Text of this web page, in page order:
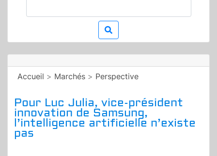
Accueil > Marchés > Perspective
Pour Luc Julia, vice-président
innovation de Samsung,
l’intelligence artificielle n’existe
pas